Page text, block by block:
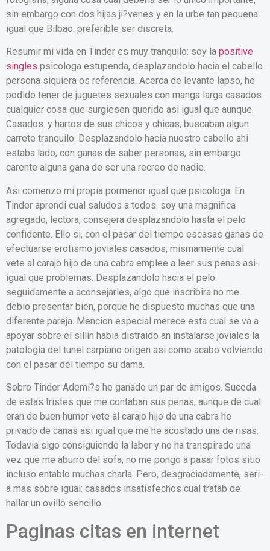
sin embargo con dos hijas ji?venes y en la urbe tan pequena
igual que Bilbao. preferible ser discreta.
Resumir mi vida en Tinder es muy tranquilo: soy la positive
singles psicologa estupenda, desplazandolo hacia el cabello
persona siquiera os referencia. Acerca de levante lapso, he
podido tener de juguetes sexuales con manga larga casados
cualquier cosa que surgiesen querido asi­ igual que aunque.
Casados. y hartos de sus chicos y chicas, buscaban algun
carrete tranquilo. Desplazandolo hacia nuestro cabello ahi
estaba lado, con ganas de saber personas, sin embargo
carente alguna gana de ser una recreo de nadie.
Asi comenzo mi propia pormenor igual que psicologa. En
Tinder aprendi­ cual saludos a todos. soy una magnifica
agregado, lectora, consejera desplazandolo hasta el pelo
confidente. Ello si, con el pasar del tiempo escasas ganas de
efectuarse erotismo joviales casados, mismamente cual
vete al carajo hijo de una cabra emplee a leer sus penas asi­
igual que problemas. Desplazandolo hacia el pelo
seguidamente a aconsejarles, algo que inscribira no me
debio presentar bien, porque he dispuesto muchas que una
diferente pareja. Mencion especial merece esta cual se va a
apoyar sobre el silli­n habia distraido an instalarse joviales la
patologi­a del tunel carpiano origen asi­ como acabo volviendo
con el pasar del tiempo su dama.
Sobre Tinder Ademi?s he ganado un par de amigos. Suceda
de estas tristes que me contaban sus penas, aunque de cual
eran de buen humor vete al carajo hijo de una cabra he
privado de canas asi­ igual que me he acostado una de risas.
Todavia sigo consiguiendo la labor y no ha transpirado una
vez que me aburro del sofa, no me pongo a pasar fotos sitio
incluso entablo muchas charla. Pero, desgraciadamente, seri­
a mas sobre igual: casados insatisfechos cual tratab de
hallar un ovillo sencillo.
Paginas citas en internet